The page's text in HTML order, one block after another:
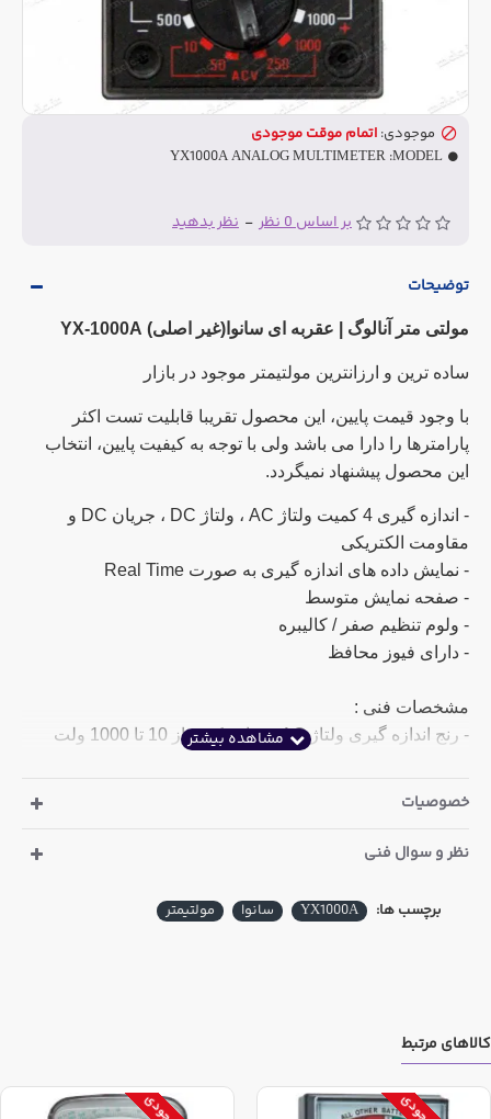
بر اساس 0 نظر - نظر بدهید
موجودی: اتمام موقت موجودی
MODEL:
YX1000A ANALOG MULTIMETER
توضیحات
مولتی متر آنالوگ | عقربه ای سانوا(غیر اصلی) YX-1000A
ساده ترین و ارزانترین مولتیمتر موجود در بازار
با وجود قیمت پایین، این محصول تقریبا قابلیت تست اکثر
پارامترها را دارا می باشد ولی با توجه به کیفیت پایین، انتخاب
این محصول پیشنهاد نمیگردد.
- اندازه گیری 4 کمیت ولتاژ AC ، ولتاژ DC ، جریان DC و
مقاومت الکتریکی
- نمایش داده های اندازه گیری به صورت Real Time
- صفحه نمایش متوسط
- ولوم تنظیم صفر / کالیبره
- دارای فیوز محافظ
مشخصات فنی :
- رنج اندازه گیری ولتاژ AC در بازه کمتر از 10 تا 1000 ولت
آمپر
خصوصیات
نظر و سوال فنی
برچسب ها: YX1000A سانوا مولتیمتر
کالاهای مرتبط